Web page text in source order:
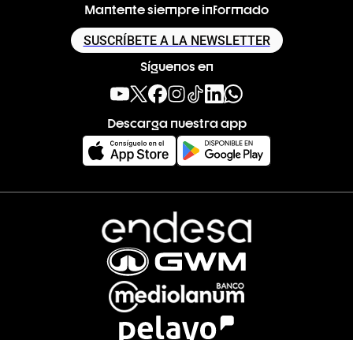
Mantente siempre informado
SUSCRÍBETE A LA NEWSLETTER
Síguenos en
Descarga nuestra app